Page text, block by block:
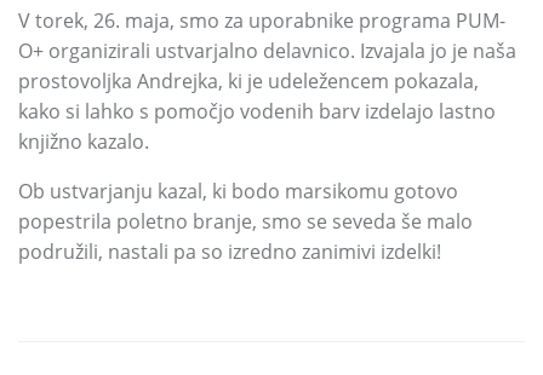
V torek, 26. maja, smo za uporabnike programa PUM-
O+ organizirali ustvarjalno delavnico. Izvajala jo je naša
prostovoljka Andrejka, ki je udeležencem pokazala,
kako si lahko s pomočjo vodenih barv izdelajo lastno
knjižno kazalo.
Ob ustvarjanju kazal, ki bodo marsikomu gotovo
popestrila poletno branje, smo se seveda še malo
podružili, nastali pa so izredno zanimivi izdelki!